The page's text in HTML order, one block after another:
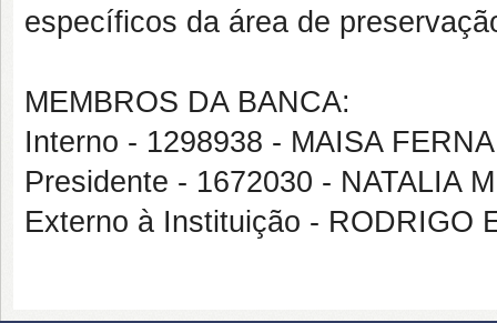
específicos da área de
MEMBROS DA BANCA:
Interno - 1298938 - MAISA
Presidente - 1672030 - NATALIA
Externo à Instituição - RODRIGO